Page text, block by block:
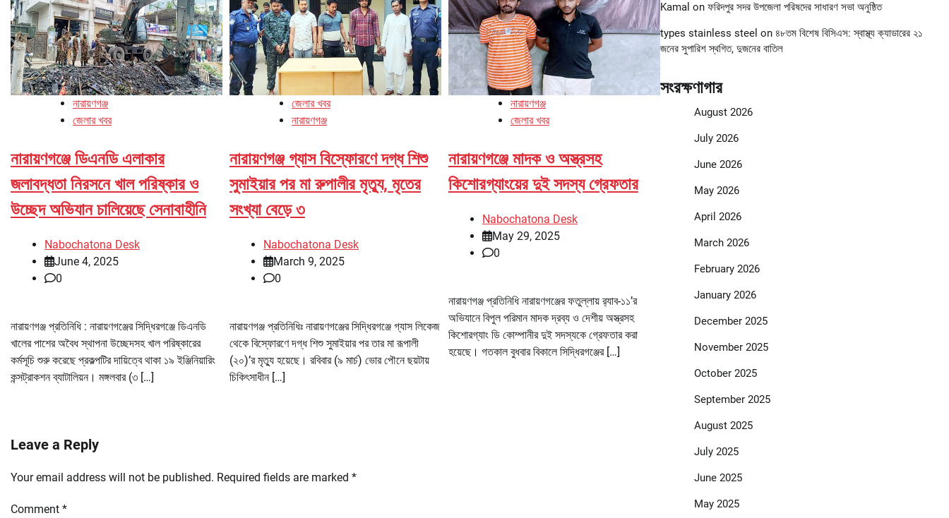
নারায়ণগঞ্জ
জেলার খবর
নারায়ণগঞ্জে ডিএনডি এলাকার
জলাবদ্ধতা নিরসনে খাল পরিষ্কার ও
উচ্ছেদ অভিযান চালিয়েছে সেনাবাহীনি
Nabochatona Desk
June 4, 2025
0
নারায়ণগঞ্জ প্রতিনিধি : নারায়ণগঞ্জের সিদ্ধিরগঞ্জে ডিএনডি
খালের পাশের অবৈধ স্থাপনা উচ্ছেদসহ খাল পরিষ্কারের
কর্মসূচি শুরু করেছে প্রকল্পটির দায়িত্বে থাকা ১৯ ইঞ্জিনিয়ারিং
কন্সট্রাকশন ব্যাটালিয়ন। মঙ্গলবার (৩ […]
জেলার খবর
নারায়ণগঞ্জ
নারায়ণগঞ্জ গ্যাস বিস্ফোরণে দগ্ধ শিশু
সুমাইয়ার পর মা রুপালীর মৃত্যু, মৃতের
সংখ্যা বেড়ে ৩
Nabochatona Desk
March 9, 2025
0
নারায়ণগঞ্জ প্রতিনিধিঃ নারায়ণগঞ্জের সিদ্ধিরগঞ্জে গ্যাস লিকেজ
থেকে বিস্ফোরণে দগ্ধ শিশু সুমাইয়ার পর তার মা রূপালী
(২০)’র মৃত্যু হয়েছে। রবিবার (৯ মার্চ) ভোর পৌনে ছয়টায়
চিকিৎসাধীন […]
নারায়ণগঞ্জ
জেলার খবর
নারায়ণগঞ্জে মাদক ও অস্ত্রসহ
কিশোরগ্যাংয়ের দুই সদস্য গ্রেফতার
Nabochatona Desk
May 29, 2025
0
নারায়ণগঞ্জ প্রতিনিধি নারায়ণগঞ্জের ফতুল্লায় র‌্যাব-১১’র
অভিযানে বিপুল পরিমান মাদক দ্রব্য ও দেশীয় অস্ত্রসহ
কিশোরগ্যাং ডি কোম্পানীর দুই সদস্যকে গ্রেফতার করা
হয়েছে। গতকাল বুধবার বিকালে সিদ্ধিরগঞ্জের […]
Leave a Reply
Your email address will not be published. Required fields are marked *
Comment *
Kamal on ফরিদপুর সদর উপজেলা পরিষদের সাধারণ সভা অনুষ্ঠিত
types stainless steel on ৪৮তম বিশেষ বিসিএস: স্বাস্থ্য ক্যাডারের ২১
জনের সুপারিশ স্থগিত, দুজনের বাতিল
সংরক্ষণাগার
August 2026
July 2026
June 2026
May 2026
April 2026
March 2026
February 2026
January 2026
December 2025
November 2025
October 2025
September 2025
August 2025
July 2025
June 2025
May 2025